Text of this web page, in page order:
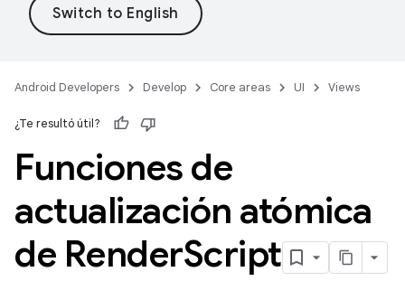
Android Developers Develop Core areas UI Views
¿Te resultó útil?
Funciones de
actualización atómica
de RenderScript